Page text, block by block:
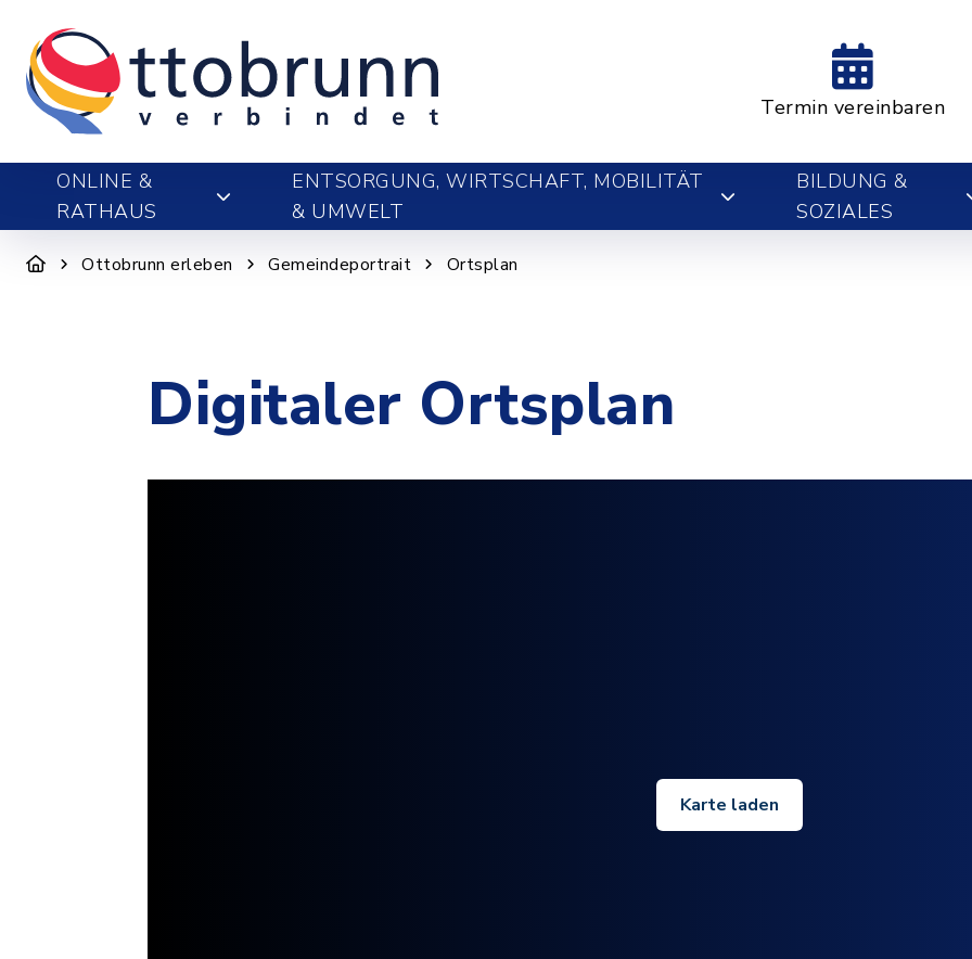
Termin vereinbaren
ONLINE &
RATHAUS
ENTSORGUNG, WIRTSCHAFT, MOBILITÄT
& UMWELT
BILDUNG &
SOZIALES
Ottobrunn erleben Gemeindeportrait Ortsplan
Digitaler Ortsplan
Karte laden